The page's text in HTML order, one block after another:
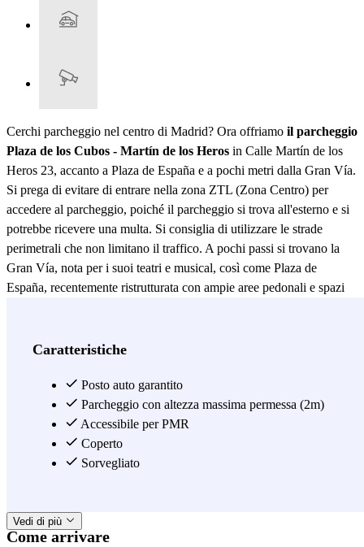
Cerchi parcheggio nel centro di Madrid? Ora offriamo il parcheggio
Plaza de los Cubos - Martín de los Heros in Calle Martín de los
Heros 23, accanto a Plaza de España e a pochi metri dalla Gran Vía.
Si prega di evitare di entrare nella zona ZTL (Zona Centro) per
accedere al parcheggio, poiché il parcheggio si trova all'esterno e si
potrebbe ricevere una multa. Si consiglia di utilizzare le strade
perimetrali che non limitano il traffico. A pochi passi si trovano la
Gran Vía, nota per i suoi teatri e musical, così come Plaza de
España, recentemente ristrutturata con ampie aree pedonali e spazi
indipendenti e in lingua originale. Inoltre, la zona circostante ospita
al centro città. Altri punti di interesse degni di nota includono il
Tempio di Debod, a meno di dieci minuti a piedi, e il Palazzo Reale,
facilmente raggiungibile a piedi. Tutto ciò rende il parcheggio Plaza
de los Cubos un'opzione comoda e pratica per raggiungere il cuore
di Madrid senza preoccuparsi del traffico limitato. Prenota ora con
Vedi di più
Caratteristiche
Posto auto garantito
Parcheggio con altezza massima permessa (2m)
Accessibile per PMR
Coperto
Sorvegliato
Come arrivare